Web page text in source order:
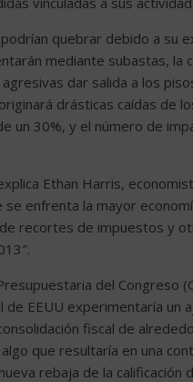
quebrar debido a su
mediante subastas,
dar salida a los
drásticas caídas de
un 30%, y el número de
Ethan Harris,
se enfrenta la mayor
recortes de impuestos y
del Congreso
de EEUU experimentaría
fiscal de
que resultaría en una
rebaja de la calificación